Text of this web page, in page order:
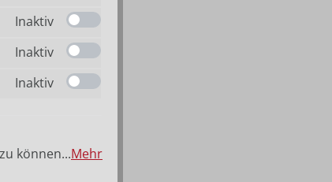
Inaktiv
Inaktiv
Inaktiv
können...Mehr